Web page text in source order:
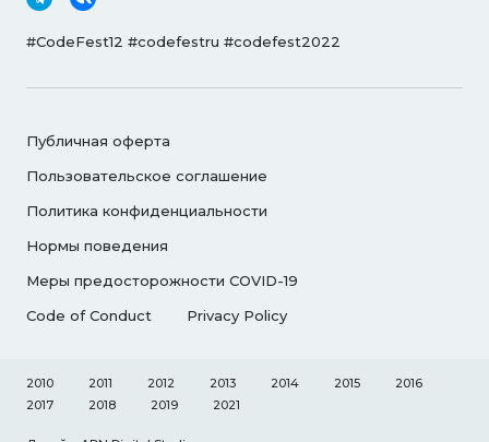
#CodeFest12 #codefestru #codefest2022
Публичная оферта
Пользовательское соглашение
Политика конфиденциальности
Нормы поведения
Меры предосторожности COVID-19
Code of Conduct
Privacy Policy
2010 2011 2012 2013 2014 2015
2016
2017
2018 2019 2021